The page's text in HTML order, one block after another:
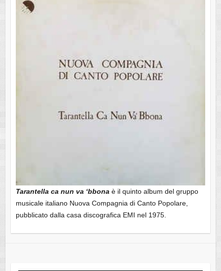
Tarantella ca nun va ‘bbonaè il quinto album del gruppo
musicale italiano Nuova Compagnia di Canto Popolare,
pubblicato dalla casa discografica EMI nel 1975.